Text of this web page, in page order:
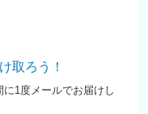
取ろう！
1度メールでお届けし